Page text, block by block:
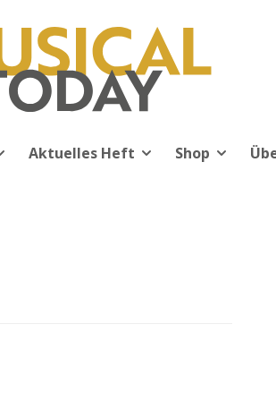
Aktuelles Heft Shop